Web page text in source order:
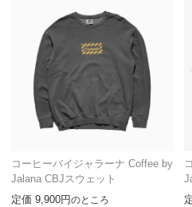
コーヒーバイジャラーナ Coffee by
Jalana CBJスウェット
定価 9,900 のところ